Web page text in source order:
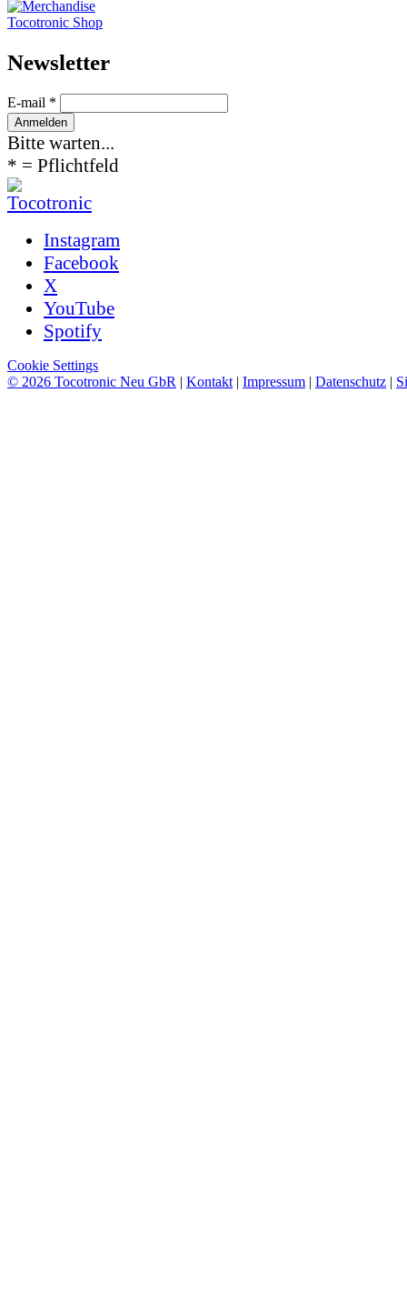
Tocotronic Shop
News­letter
E-mail *
Bitte warten...
* = Pflichtfeld
Instagram
Facebook
X
YouTube
Spotify
Cookie Settings
© 2026 Tocotronic Neu GbR | Kontakt | Impressum | Datenschutz |